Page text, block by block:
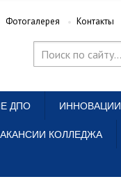
Фотогалерея Контакты
ДПО ИННОВАЦИИ
КОЛЛЕДЖА